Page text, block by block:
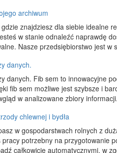
archiwum
znajdziesz dla siebie idealne
w stanie odnaleźć naprawdę
Nasze przedsiębiorstwo jest w
danych.
danych. Fib sem to innowacyjne
fib sem możliwe jest szybsze i
w analizowane zbiory
chlewnej i bydła
w gospodarstwach rolnych z
potrzebny na przygotowanie
całkowicie automatycznymi, w